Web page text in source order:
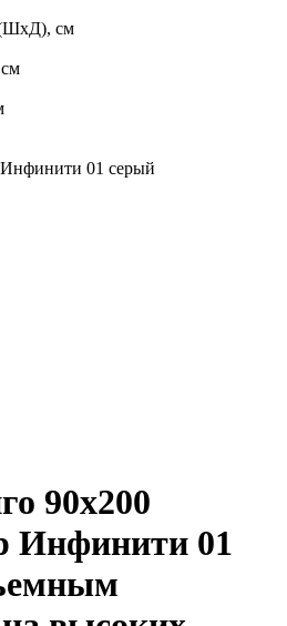
(ШхД), см
01 серый
90х200
Инфинити 01